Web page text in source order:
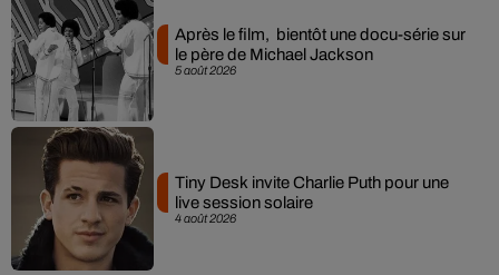
5 août 2026
Après le film, bientôt une docu-série sur
le père de Michael Jackson
4 août 2026
Tiny Desk invite Charlie Puth pour une
live session solaire